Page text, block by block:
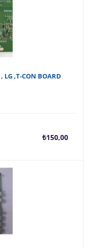
LG ,T-CON BOARD
₺150,00
Şu